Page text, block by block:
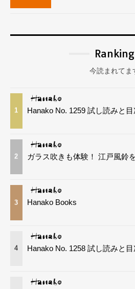
Ranking
今読まれてま
1 Hanako No. 1259 試し読みと目
2 ガラス吹きも体験！ 江戸風鈴
3 Hanako Books
4 Hanako No. 1258 試し読みと目